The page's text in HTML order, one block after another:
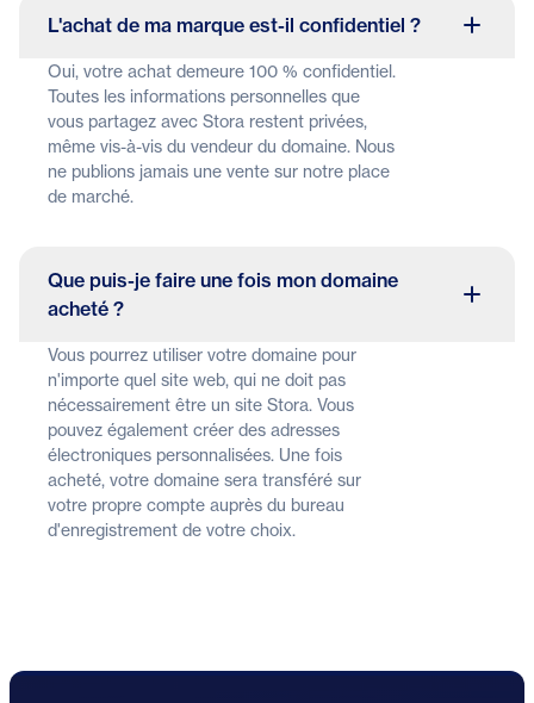
L'achat de ma marque est-il confidentiel ?
Oui, votre achat demeure 100 % confidentiel.
Toutes les informations personnelles que
vous partagez avec Stora restent privées,
même vis-à-vis du vendeur du domaine. Nous
ne publions jamais une vente sur notre place
de marché.
Que puis-je faire une fois mon domaine
acheté ?
Vous pourrez utiliser votre domaine pour
n'importe quel site web, qui ne doit pas
nécessairement être un site Stora. Vous
pouvez également créer des adresses
électroniques personnalisées. Une fois
acheté, votre domaine sera transféré sur
votre propre compte auprès du bureau
d'enregistrement de votre choix.